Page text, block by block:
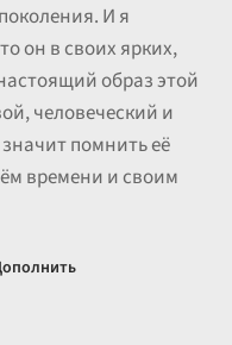
И я
он в своих ярких,
образ этой
человеческий и
помнить её
времени и своим